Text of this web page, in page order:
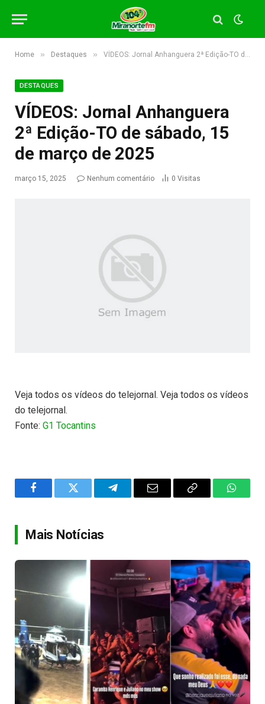
Home » Destaques » VÍDEOS: Jornal Anhanguera 2ª Edição-TO de sábado, 15 de março de 2025
DESTAQUES
VÍDEOS: Jornal Anhanguera
2ª Edição-TO de sábado, 15
de março de 2025
março 15, 2025 Nenhum comentário 0 Visitas
Veja todos os vídeos do telejornal. Veja todos os vídeos
do telejornal.
Fonte: G1 Tocantins
FacebookTwitter TelegramEmail
Copy
Mais Notícias